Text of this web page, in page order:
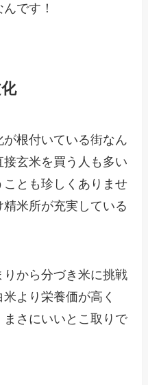
です！
根付いている街なん
玄米を買う人も多い
ことも珍しくありませ
米所が充実している
から分づき米に挑戦
より栄養価が高く
さにいいとこ取りで